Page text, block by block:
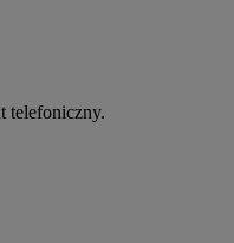
telefoniczny.